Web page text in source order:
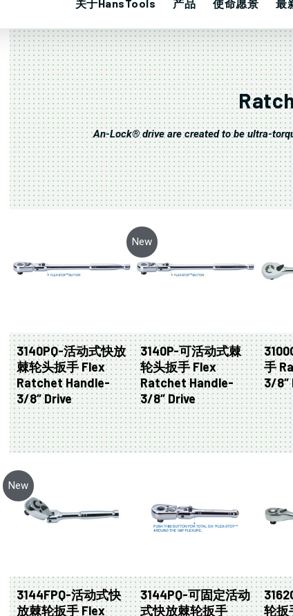
关于HansTools 产品 使命愿景 最
An-Lock® drive are created to be ultra-
3140PQ-活动式快放
棘轮头扳手 Flex
Ratchet Handle-
3/8″ Drive
New
3140P-可活动式棘
轮头扳手 Flex
Ratchet Handle-
3/8″ Drive
手
3/8″
New
3144FPQ-活动式快
放棘轮扳手 Flex
3144PQ-可固定活动
式快放棘轮扳手
轮扳